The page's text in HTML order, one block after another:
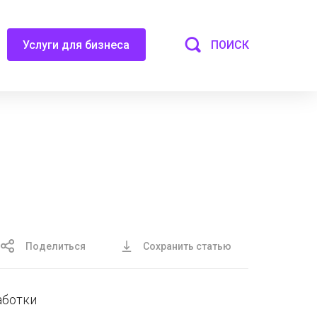
Услуги для бизнеса ПОИСК
Поделиться Сохранить статью